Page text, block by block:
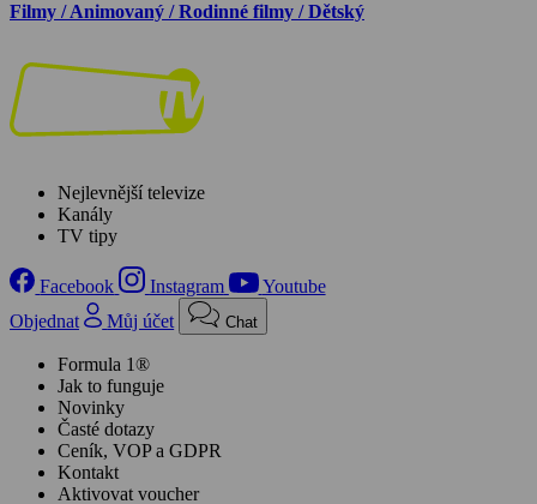
Filmy / Animovaný / Rodinné filmy / Dětský
Nejlevnější televize
Kanály
TV tipy
Facebook Instagram
Youtube
Objednat
Můj účet Chat
Formula 1®
Jak to funguje
Novinky
Časté dotazy
Ceník, VOP a GDPR
Kontakt
Aktivovat voucher